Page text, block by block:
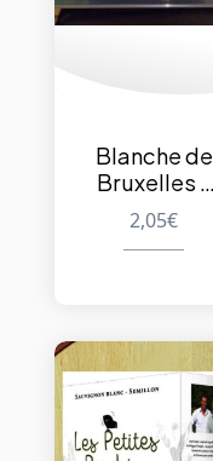
Blanche de
Bruxelles –
Rosée –
4,5% – 33cl
2,05€